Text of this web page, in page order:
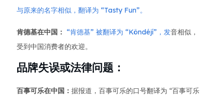
与原来的名字相似，翻译为 “Tasty Fun”。
肯德基在中国： “肯德基” 被翻译为 “Köndéjí”，发音相似，
受到中国消费者的欢迎。
品牌失误或法律问题：
百事可乐在中国： 据报道，百事可乐的口号翻译为 “百事可乐